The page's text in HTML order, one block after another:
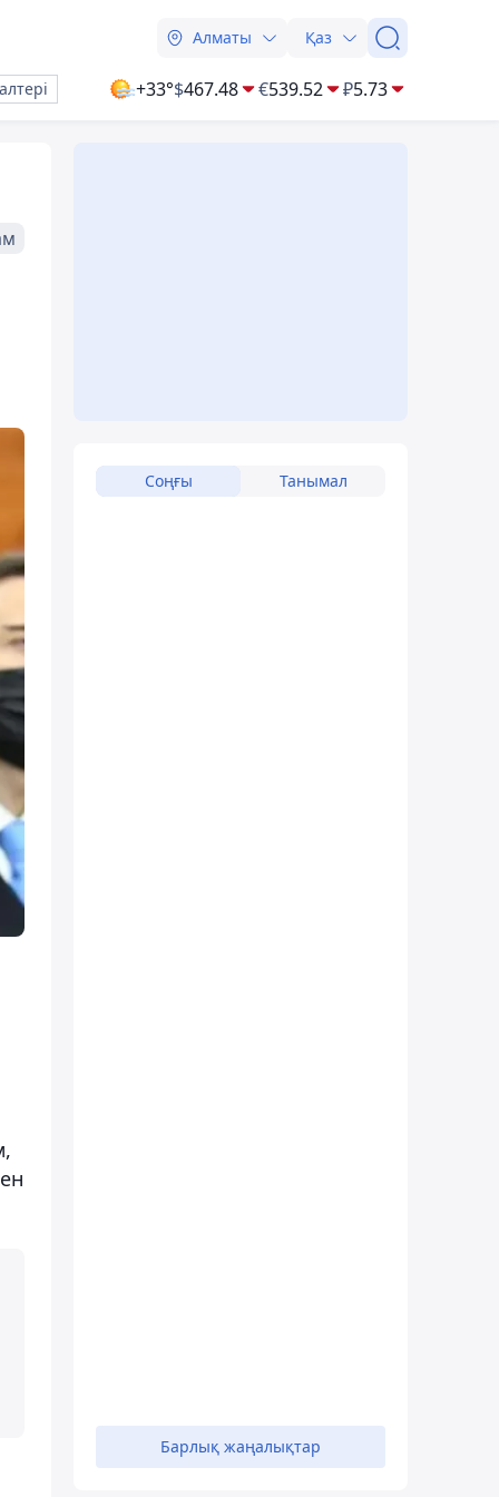
Алматы Қаз
+33°$467.48 €539.52 ₽5.73
Соңғы Танымал
Барлық жаңалықтар